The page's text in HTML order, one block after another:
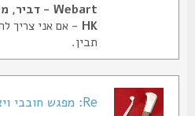
Webart - דביר, מייסד הסליק
- אם אני צריך
תבין.